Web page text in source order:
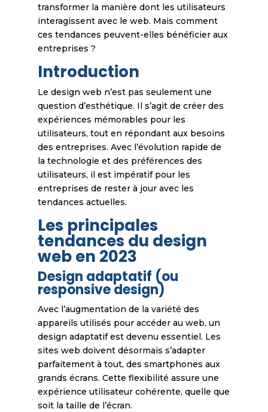
transformer la manière dont les utilisateurs
interagissent avec le web. Mais comment
ces tendances peuvent-elles bénéficier aux
entreprises ?
Introduction
Le design web n’est pas seulement une
question d’esthétique. Il s’agit de créer des
expériences mémorables pour les
utilisateurs, tout en répondant aux besoins
des entreprises. Avec l’évolution rapide de
la technologie et des préférences des
utilisateurs, il est impératif pour les
entreprises de rester à jour avec les
tendances actuelles.
Les principales
tendances du design
web en 2023
Design adaptatif (ou
responsive design)
Avec l’augmentation de la variété des
appareils utilisés pour accéder au web, un
design adaptatif est devenu essentiel. Les
sites web doivent désormais s’adapter
parfaitement à tout, des smartphones aux
grands écrans. Cette flexibilité assure une
expérience utilisateur cohérente, quelle que
soit la taille de l’écran.